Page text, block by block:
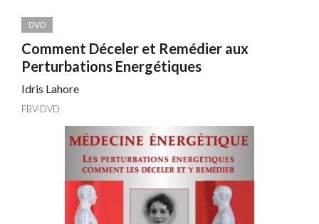
DVD
Comment Déceler et Remédier aux
Perturbations Energétiques
Idris Lahore
FBV-DVD